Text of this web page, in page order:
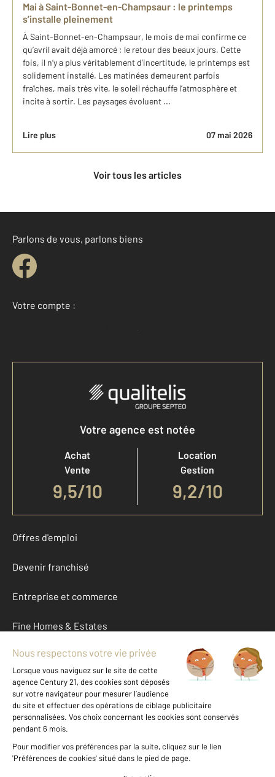
Mai à Saint-Bonnet-en-Champsaur : le printemps
s’installe pleinement
À Saint-Bonnet-en-Champsaur, le mois de mai confirme ce
qu’avril avait déjà amorcé : le retour des beaux jours. Cette
fois, il n’y a plus véritablement d’incertitude, le printemps est
solidement installé. Les matinées demeurent parfois
fraîches, mais très vite, le soleil réchauffe l’atmosphère et
incite à sortir. Les paysages évoluent ...
Lire plus 07 mai 2026
Voir tous les articles
Parlons de vous, parlons biens
Votre compte :
Accéder à mon compte
Votre agence est notée
Achat
Vente
9,5/10
Location
Gestion
9,2/10
Offres d'emploi
Devenir franchisé
Entreprise et commerce
Fine Homes & Estates
À propos
International
Nous contacter